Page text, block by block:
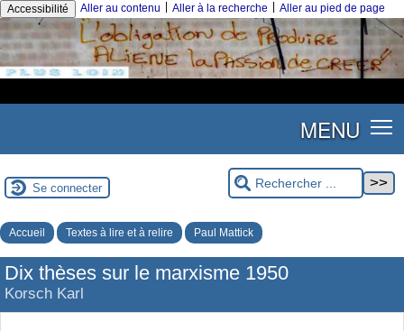
Accessibilité Aller au contenu Aller à la recherche Aller au pied de page
MENU
Se connecter
Accueil Textes à lire et à relire Paul Mattick
Dix thèses sur le marxisme 1950
Korsch Karl